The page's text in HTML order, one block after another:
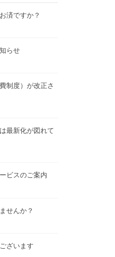
済ですか？
らせ
制度）が改正さ
最新化が図れて
ビスのご案内
せんか？
ざいます